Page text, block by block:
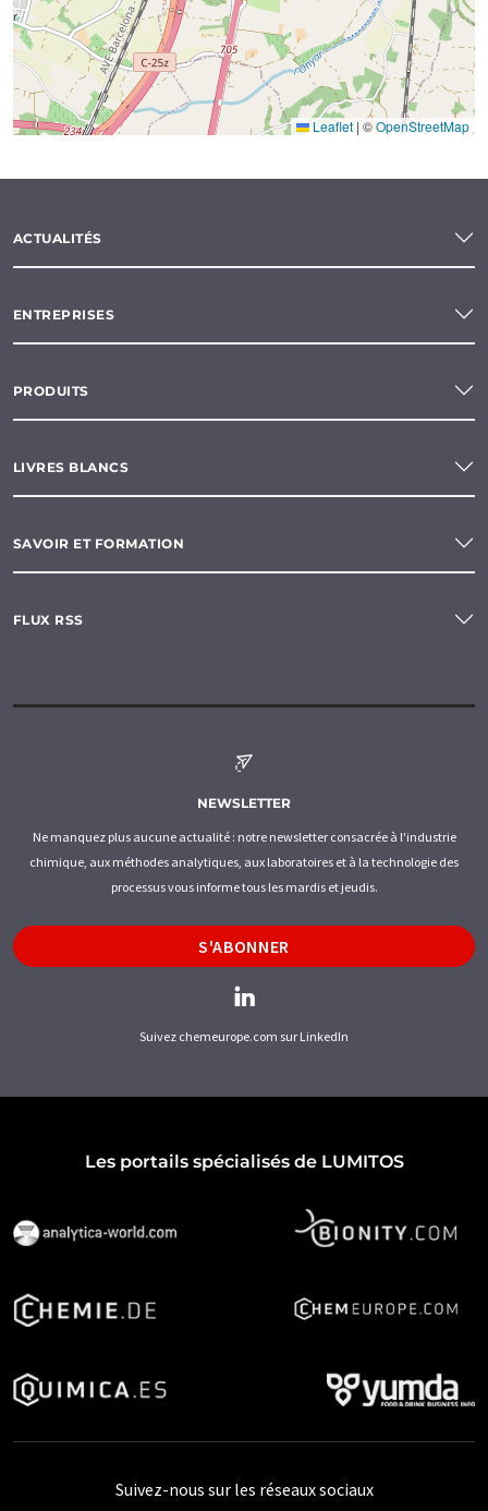
Leaflet | ©OpenStreetMap
ACTUALITÉS
ENTREPRISES
PRODUITS
LIVRES BLANCS
SAVOIR ET FORMATION
FLUX RSS
NEWSLETTER
Ne manquez plus aucune actualité : notre newsletter consacrée à l'industrie
chimique, aux méthodes analytiques, aux laboratoires et à la technologie des
processus vous informe tous les mardis et jeudis.
S'ABONNER
Suivez chemeurope.com sur LinkedIn
Les portails spécialisés de LUMITOS
Suivez-nous sur les réseaux sociaux